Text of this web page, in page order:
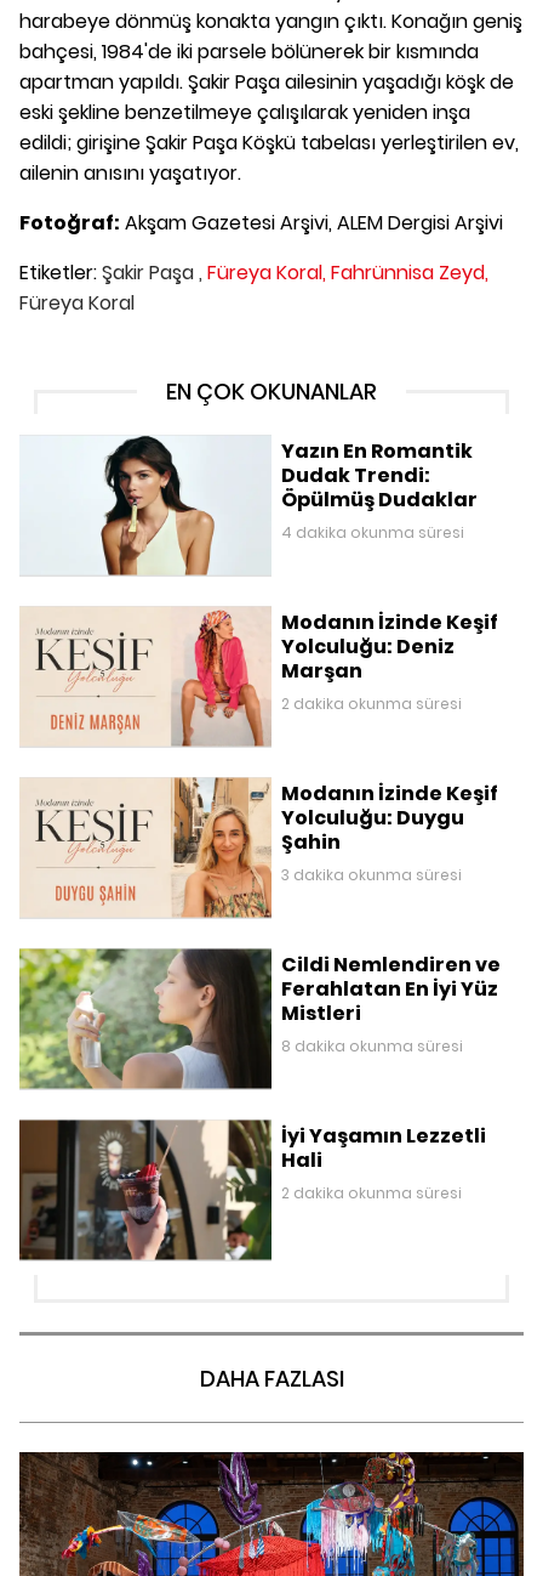
harabeye dönmüş konakta yangın çıktı. Konağın geniş
bahçesi, 1984'de iki parsele bölünerek bir kısmında
apartman yapıldı. Şakir Paşa ailesinin yaşadığı köşk de
eski şekline benzetilmeye çalışılarak yeniden inşa
edildi; girişine Şakir Paşa Köşkü tabelası yerleştirilen ev,
ailenin anısını yaşatıyor.
Fotoğraf: Akşam Gazetesi Arşivi, ALEM Dergisi Arşivi
Etiketler:Şakir Paşa , Füreya Koral,Fahrünnisa Zeyd,
Füreya Koral
EN ÇOK OKUNANLAR
Yazın En Romantik
Dudak Trendi:
Öpülmüş Dudaklar
4 dakika okunma süresi
Modanın İzinde Keşif
Yolculuğu: Deniz
Marşan
2 dakika okunma süresi
Modanın İzinde Keşif
Yolculuğu: Duygu
Şahin
3 dakika okunma süresi
Cildi Nemlendiren ve
Ferahlatan En İyi Yüz
Mistleri
8 dakika okunma süresi
İyi Yaşamın Lezzetli
Hali
2 dakika okunma süresi
DAHA FAZLASI